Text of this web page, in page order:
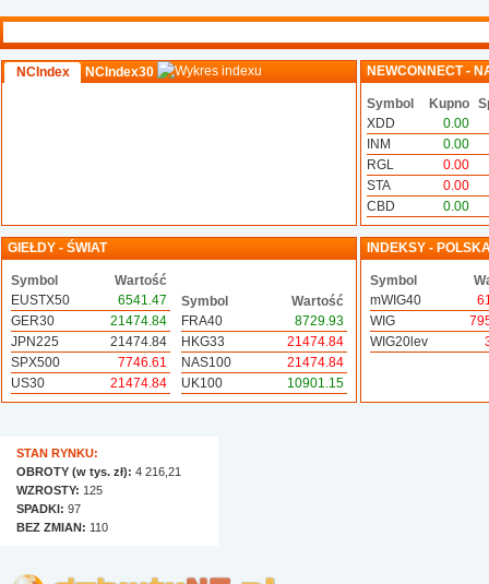
NCIndex NCIndex30 NEWCONNECT -
Symbol Kupno
XDD
0.00
INM
0.00
RGL
0.00
STA
0.00
CBD
0.00
GIEŁDY - ŚWIAT
Symbol
Wartość
EUSTX50
6541.47
GER30
21474.84
JPN225
21474.84
SPX500
7746.61
US30
21474.84
Symbol
Wartość
FRA40
8729.93
HKG33
21474.84
NAS100
21474.84
UK100
10901.15
INDEKSY -
Symbol
mWIG40
WIG
WIG20lev
STAN RYNKU:
OBROTY (w tys. zł): 4 216,21
WZROSTY: 125
SPADKI: 97
BEZ ZMIAN: 110